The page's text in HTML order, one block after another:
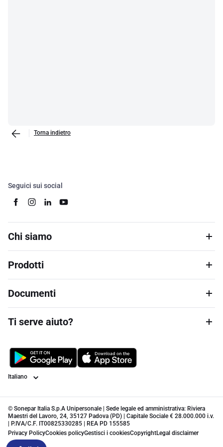
Torna indietro
Seguici sui social
Chi siamo
Prodotti
Documenti
Ti serve aiuto?
Lingua
© Sonepar Italia S.p.A Unipersonale | Sede legale ed amministrativa: Riviera
Maestri del Lavoro, 24, 35127 Padova (PD) | Capitale Sociale € 28.000.000 i.v.
| P.IVA/C.F. IT00825330285 | REA PD 155585
Privacy PolicyCookies policyGestisci i cookiesCopyrightLegal disclaimer